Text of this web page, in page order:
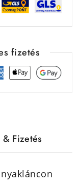
fizetés
& Fizetés